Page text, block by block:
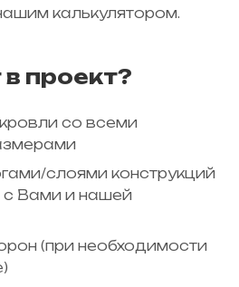
калькулятором.
проект?
со всеми
слоями конструкций
с Вами и нашей
(при необходимости